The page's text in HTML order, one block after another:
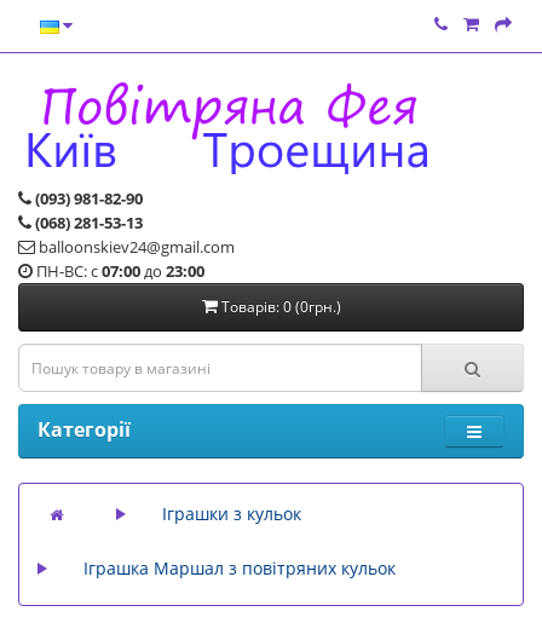
(093) 981-82-90
(068) 281-53-13
balloonskiev24@gmail.com
ПН-ВС: с07:00до 23:00
Товарів: 0 (0грн.)
Категорії
Іграшки з кульок
Іграшка Маршал з повітряних кульок